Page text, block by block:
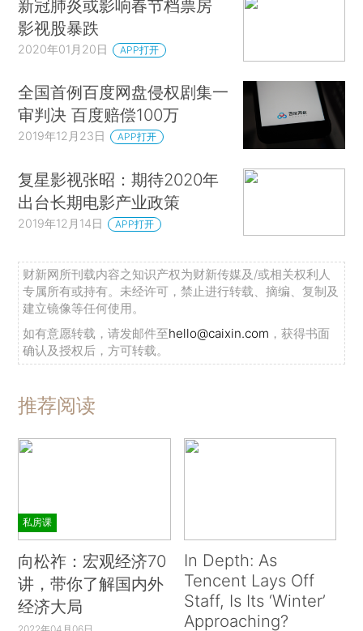
新冠肺炎或影响春节档票房
影视股暴跌
2020年01月20日 APP打开
全国首例百度网盘侵权剧集一
审判决 百度赔偿100万
2019年12月23日 APP打开
复星影视张昭：期待2020年
出台长期电影产业政策
2019年12月14日 APP打开
财新网所刊载内容之知识产权为财新传媒及/或相关权利人
专属所有或持有。未经许可，禁止进行转载、摘编、复制及
建立镜像等任何使用。
如有意愿转载，请发邮件至hello@caixin.com ，获得书面
确认及授权后，方可转载。
推荐阅读
私房课
向松祚：宏观经济70
讲，带你了解国内外
经济大局
In Depth: As
Tencent Lays Off
Staff, Is Its ‘Winter’
Approaching?